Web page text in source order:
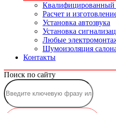
Квалифицированный
Расчет и
Установка автозвука
Установка
Любые
Шумоизоляция
Контакты
Поиск по сайту